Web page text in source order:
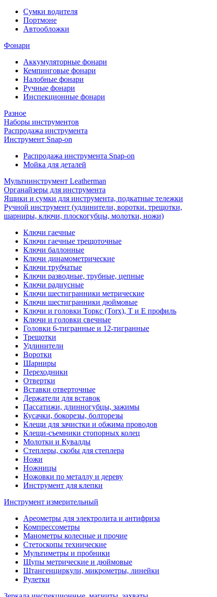
Cумки водителя
Портмоне
Автообложки
Фонари
Аккумуляторные фонари
Кемпинговые фонари
Налобные фонари
Ручные фонари
Инспекционные фонари
Разное
Наборы инструментов
Распродажа инструмента
Инструмент Snap-on
Распродажа инструмента Snap-on
Мойка для деталей
Мультиинструмент Leatherman
Органайзеры для инструмента
Ящики и сумки для инструмента, подкатные тележки
Ручной инструмент (удлинители, воротки. трещотки,
шарниры, ключи, плоскогубцы, молотки, ножи)
Ключи гаечные
Ключи гаечные трещоточные
Ключи баллонные
Ключи динамометрические
Ключи трубчатые
Ключи разводные, трубные, цепные
Ключи радиусные
Ключи шестигранники метрические
Ключи шестигранники дюймовые
Ключи и головки Торкс (Torx), Т и Е профиль
Ключи и головки свечные
Головки 6-тигранные и 12-тигранные
Трещотки
Удлинители
Воротки
Шарниры
Переходники
Отвертки
Вставки отверточные
Держатели для вставок
Пассатижи, длинногубцы, зажимы
Кусачки, бокорезы, болторезы
Клещи для зачистки и обжима проводов
Клещи-съемники стопорных колец
Молотки и Кувалды
Степлеры, скобы для степлера
Ножи
Ножницы
Ножовки по металлу и дереву
Инструмент для клепки
Инструмент измерительный
Ареометры для электролита и антифриза
Компрессометры
Манометры колесные и прочие
Стетоскопы технические
Мультиметры и пробники
Щупы метрические и дюймовые
Штангенциркули, микрометры, линейки
Рулетки